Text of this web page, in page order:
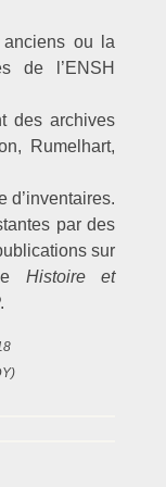
ou la
de l’ENSH
des archives
Rumelhart,
d’inventaires.
par des
sur
Histoire et